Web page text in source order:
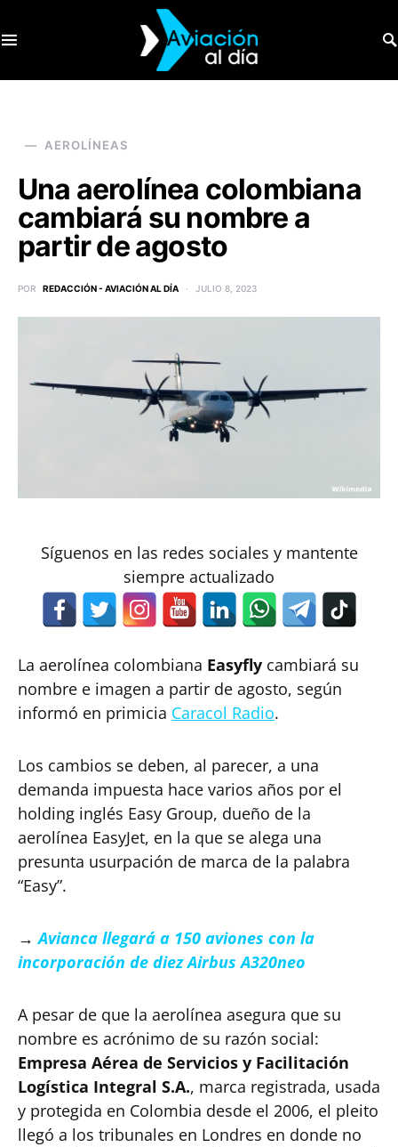
AEROLÍNEAS
Una aerolínea colombiana
cambiará su nombre a
partir de agosto
POR REDACCIÓN - AVIACIÓN AL DÍA JULIO 8, 2023
Síguenos en las redes sociales y mantente
siempre actualizado
La aerolínea colombiana Easyfly cambiará su
nombre e imagen a partir de agosto, según
informó en primicia Caracol Radio.
Los cambios se deben, al parecer, a una
demanda impuesta hace varios años por el
holding inglés Easy Group, dueño de la
aerolínea EasyJet, en la que se alega una
presunta usurpación de marca de la palabra
“Easy”.
→Avianca llegará a 150 aviones con la
incorporación de diez Airbus A320neo
A pesar de que la aerolínea asegura que su
nombre es acrónimo de su razón social:
Empresa Aérea de Servicios y Facilitación
Logística Integral S.A., marca registrada, usada
y protegida en Colombia desde el 2006, el pleito
llegó a los tribunales en Londres en donde no